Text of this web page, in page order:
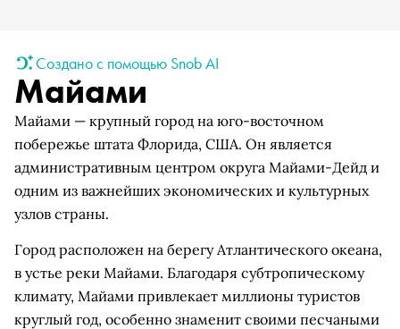
Создано с помощью Snob AI
Майами
Майами — крупный город на юго-восточном
побережье штата Флорида, США. Он является
административным центром округа Майами-Дейд и
одним из важнейших экономических и культурных
узлов страны.
Город расположен на берегу Атлантического океана,
в устье реки Майами. Благодаря субтропическому
климату, Майами привлекает миллионы туристов
круглый год, особенно знаменит своими песчаными